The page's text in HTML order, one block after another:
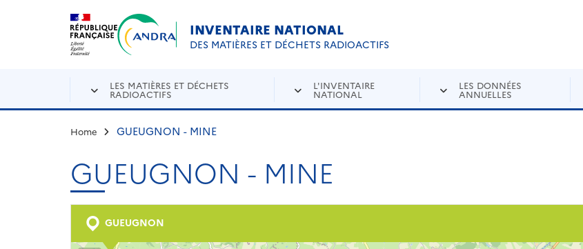
Aller au contenu principal
INVENTAIRE NATIONAL
DES MATIÈRES ET DÉCHETS RADIOACTIFS
LES MATIÈRES ET DÉCHETS
RADIOACTIFS
L'INVENTAIRE
NATIONAL
LES DONNÉES
ANNUELLES
Home GUEUGNON - MINE
GUEUGNON - MINE
GUEUGNON